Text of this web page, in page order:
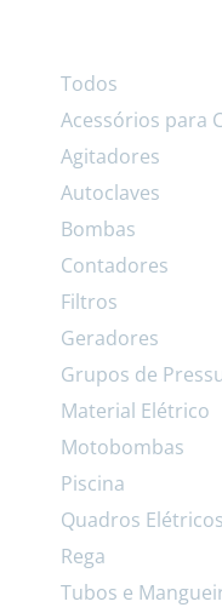
Todos
Acessórios para
Agitadores
Autoclaves
Bombas
Contadores
Filtros
Geradores
Grupos de
Material Elétrico
Motobombas
Piscina
Quadros Elétricos
Rega
Tubos e